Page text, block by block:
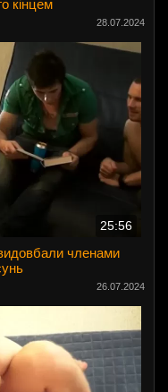
кінцем
28.07.2024
25:56
членами
26.07.2024